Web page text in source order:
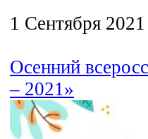
1 Сентября 2021
Осенний
– 2021»